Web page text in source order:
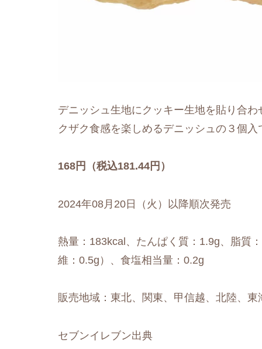
デニッシュ生地にクッキー生地を貼り合
クザク食感を楽しめるデニッシュの３個入
168円（税込181.44円）
2024年08月20日（火）以降順次発売
熱量：183kcal、たんぱく質：1.9g、脂質
維：0.5g）、食塩相当量：0.2g
販売地域：東北、関東、甲信越、北陸、
セブンイレブン出典